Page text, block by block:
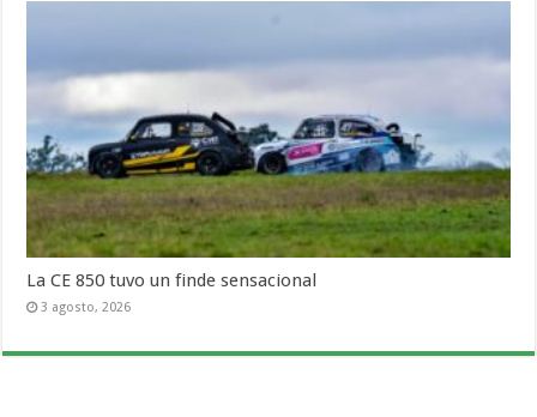
La CE 850 tuvo un finde sensacional
3 agosto, 2026